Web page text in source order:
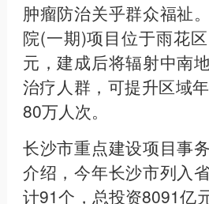
肿瘤防治关乎群众福祉
院(一期)项目位于雨花
元，建成后将辐射中南
治疗人群，可提升区域
80万人次。
长沙市重点建设项目事
介绍，今年长沙市列入
计91个，总投资8091亿